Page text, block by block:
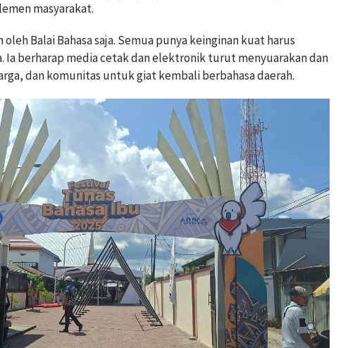
masyarakat.
Balai Bahasa saja. Semua punya keinginan kuat harus
Ia berharap media cetak dan elektronik turut menyuarakan dan
dan komunitas untuk giat kembali berbahasa daerah.